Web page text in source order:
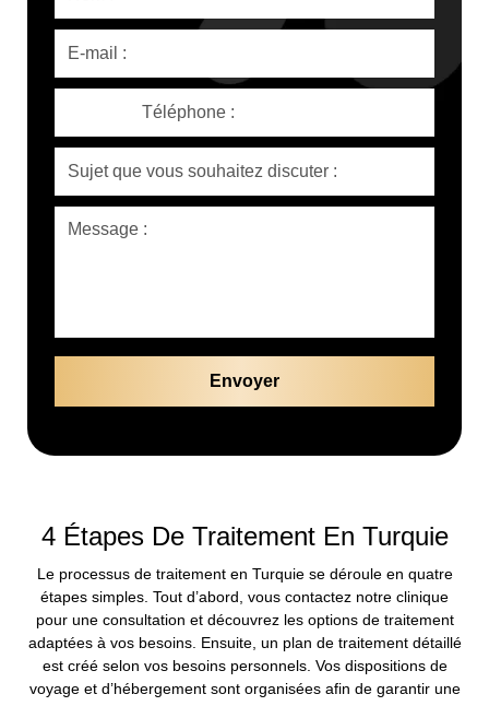
4 Étapes De Traitement En Turquie
Le processus de traitement en Turquie se déroule en quatre
étapes simples. Tout d’abord, vous contactez notre clinique
pour une consultation et découvrez les options de traitement
adaptées à vos besoins. Ensuite, un plan de traitement détaillé
est créé selon vos besoins personnels. Vos dispositions de
voyage et d’hébergement sont organisées afin de garantir une